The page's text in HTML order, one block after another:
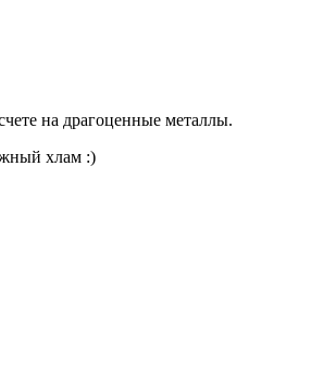
на драгоценные металлы.
хлам :)